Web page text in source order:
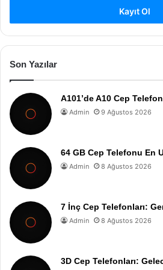
Kayıt Ol
Son Yazılar
A101’de A10 Cep
Admin 9 Ağustos 2026
64 GB Cep Telefonu En
Admin 8 Ağustos 2026
7 İnç Cep Telefonları:
Admin 8 Ağustos 2026
3D Cep Telefonları: